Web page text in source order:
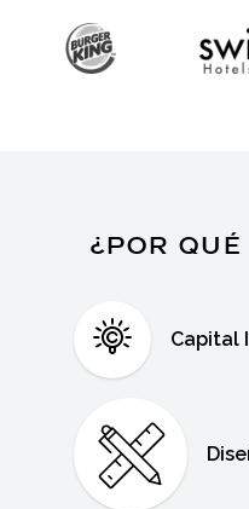
¿POR
Capital